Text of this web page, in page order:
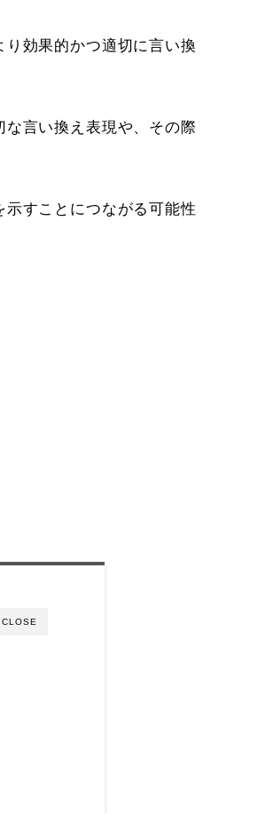
効果的かつ適切に言い換
言い換え表現や、その際
すことにつながる可能性
CLOSE